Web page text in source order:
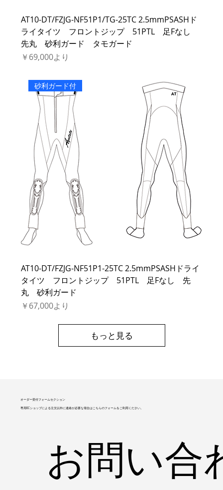
オーダー受付フォームセクション
専用ECショップによる注文以外に連絡が必要な場合はこちらのフォームをご利用ください。
お問い合
AT10-DT/FZJG-NF51P1/TG-25TC 2.5mmPSASHド
ライタイツ フロントジップ 51PTL 足Fなし
先丸 砂利ガード タモガード
￥69,000より
セール価格
砂利ガード付
AT10-DT/FZJG-NF51P1-25TC 2.5mmPSASHドライ
タイツ フロントジップ 51PTL 足Fなし 先
丸 砂利ガード
￥67,000より
セール価格
もっと見る